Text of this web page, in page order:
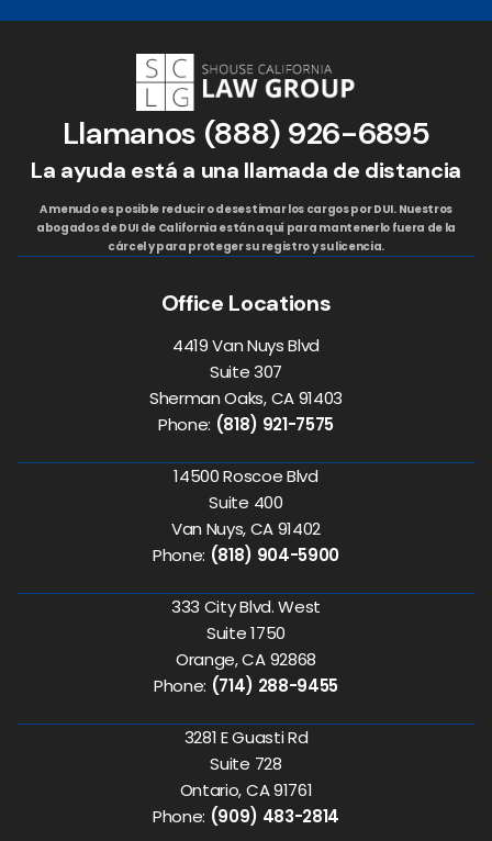
Llamanos (888) 926-6895
La ayuda está a una llamada de distancia
A menudo es posible reducir o desestimar los cargos por DUI. Nuestros
abogados de DUI de California están aquí para mantenerlo fuera de la
cárcel y para proteger su registro y su licencia.
Office Locations
4419 Van Nuys Blvd
Suite 307
Sherman Oaks, CA 91403
Phone: (818) 921-7575
14500 Roscoe Blvd
Suite 400
Van Nuys, CA 91402
Phone: (818) 904-5900
333 City Blvd. West
Suite 1750
Orange, CA 92868
Phone: (714) 288-9455
3281 E Guasti Rd
Suite 728
Ontario, CA 91761
Phone: (909) 483-2814